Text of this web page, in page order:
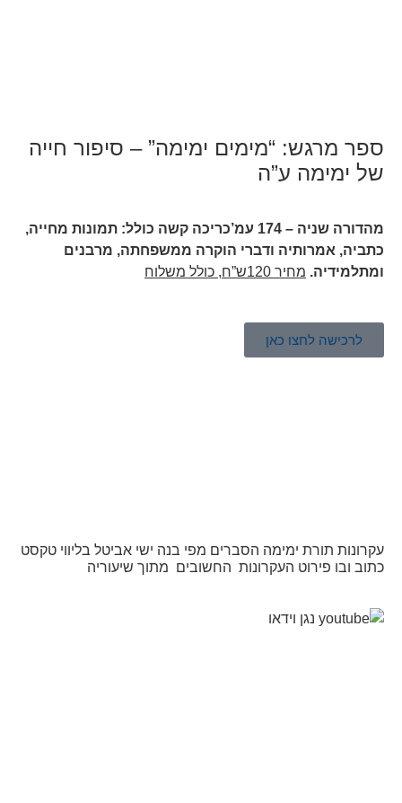
ספר מרגש: “מימים ימימה” – סיפור חייה
של ימימה ע”ה
מהדורה שניה – 174 עמ’כריכה קשה כולל: תמונות מחייה,
כתביה, אמרותיה ודברי הוקרה ממשפחתה, מרבנים
ומתלמידיה. מחיר 120ש”ח, כולל משלוח
לרכישה לחצו כאן
עקרונות תורת ימימה הסברים מפי בנה ישי אביטל בליווי טקסט
כתוב ובו פירוט העקרונות החשובים מתוך שיעוריה